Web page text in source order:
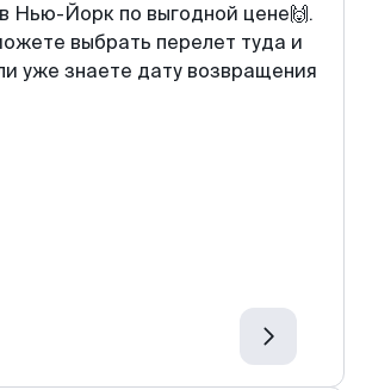
Нью-Йорк по выгодной цене🙌.
выбрать перелет туда и
уже знаете дату возвращения